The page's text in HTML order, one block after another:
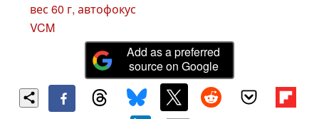
вес 60 г, автофокус
VCM
Add as a preferred
source on Google